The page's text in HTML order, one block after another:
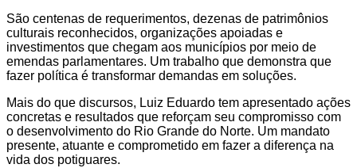
São centenas de requerimentos, dezenas de patrimônios
culturais reconhecidos, organizações apoiadas e
investimentos que chegam aos municípios por meio de
emendas parlamentares. Um trabalho que demonstra que
fazer política é transformar demandas em soluções.
Mais do que discursos, Luiz Eduardo tem apresentado ações
concretas e resultados que reforçam seu compromisso com
o desenvolvimento do Rio Grande do Norte. Um mandato
presente, atuante e comprometido em fazer a diferença na
vida dos potiguares.